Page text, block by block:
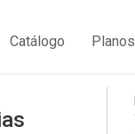
Catálogo Planos